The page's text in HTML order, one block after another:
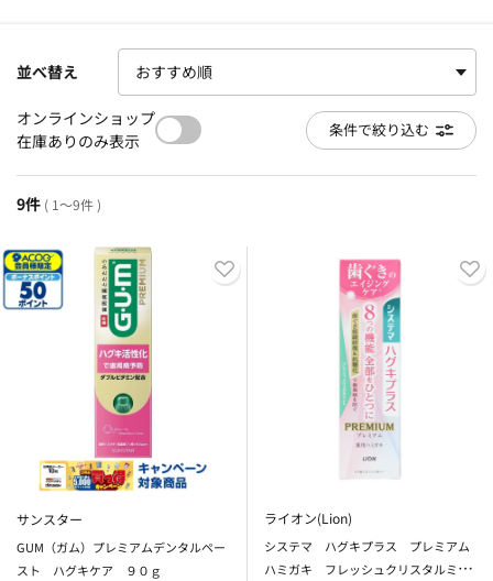
並べ替え
オンラインショップ
在庫ありのみ表示
条件で絞り込む
9件 ( 1～9件 )
サンスター
GUM（ガム）プレミアムデンタルペー
スト ハグキケア ９０ｇ
ライオン(Lion)
システマ ハグキプラス プレミアム
ハミガキ フレッシュクリスタルミン